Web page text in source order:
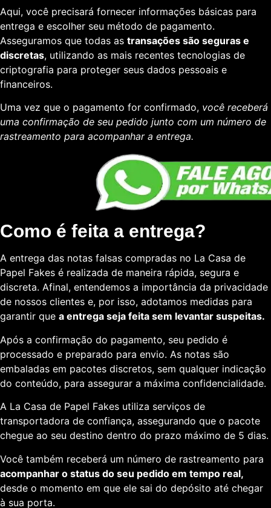
Aqui, você precisará fornecer informações básicas para
entrega e escolher seu método de pagamento.
Asseguramos que todas as transações são seguras e
discretas, utilizando as mais recentes tecnologias de
criptografia para proteger seus dados pessoais e
financeiros.
Uma vez que o pagamento for confirmado, você receberá
uma confirmação de seu pedido junto com um número de
rastreamento para acompanhar a entrega.
Como é feita a entrega?
A entrega das notas falsas compradas no La Casa de
Papel Fakes é realizada de maneira rápida, segura e
discreta. Afinal, entendemos a importância da privacidade
de nossos clientes e, por isso, adotamos medidas para
garantir que a entrega seja feita sem levantar suspeitas.
Após a confirmação do pagamento, seu pedido é
processado e preparado para envio. As notas são
embaladas em pacotes discretos, sem qualquer indicação
do conteúdo, para assegurar a máxima confidencialidade.
A La Casa de Papel Fakes utiliza serviços de
transportadora de confiança, assegurando que o pacote
chegue ao seu destino dentro do prazo máximo de 5 dias.
Você também receberá um número de rastreamento para
acompanhar o status do seu pedido em tempo real,
desde o momento em que ele sai do depósito até chegar
à sua porta.